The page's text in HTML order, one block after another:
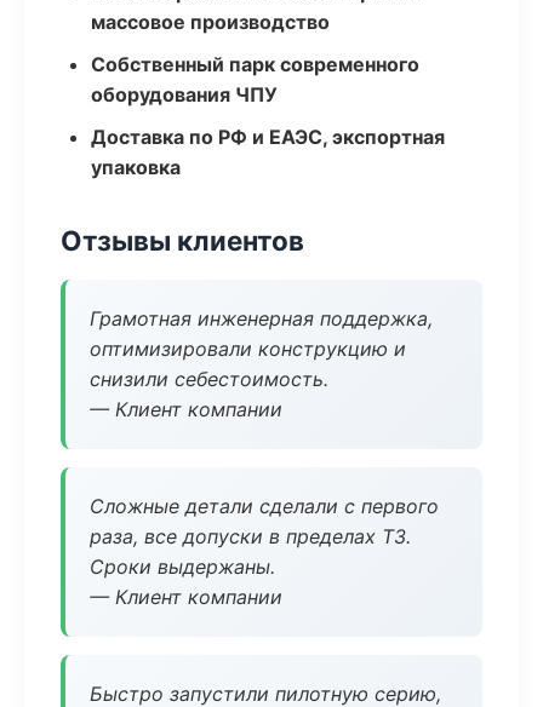
массовое производство
Собственный парк современного
оборудования ЧПУ
Доставка по РФ и ЕАЭС, экспортная
упаковка
Отзывы клиентов
Грамотная инженерная поддержка,
оптимизировали конструкцию и
снизили себестоимость.
— Клиент компании
Сложные детали сделали с первого
раза, все допуски в пределах ТЗ.
Сроки выдержаны.
— Клиент компании
Быстро запустили пилотную серию,